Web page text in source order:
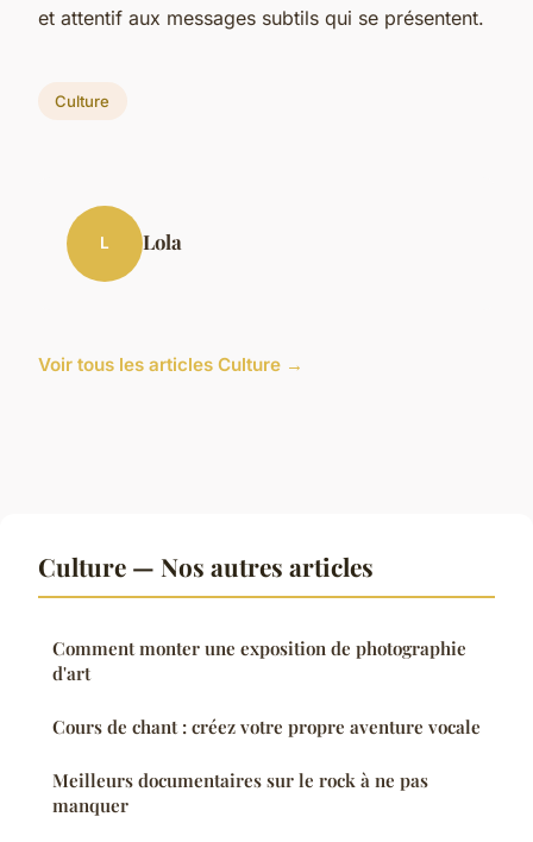
et attentif aux messages subtils qui se présentent.
Culture
L Lola
Voir tous les articles Culture →
Culture — Nos autres articles
Comment monter une exposition de photographie
d'art
Cours de chant : créez votre propre aventure vocale
Meilleurs documentaires sur le rock à ne pas
manquer